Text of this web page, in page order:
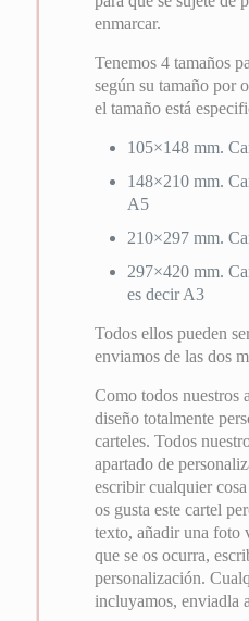
enmarcar.
Tenemos 4 tamaños
según su tamaño por
el tamaño está
105×148 mm.
148×210 mm.
A5
210×297 mm.
297×420 mm.
es decir A3
Todos ellos pueden
enviamos de las dos
Como todos nuestros
diseño totalmente
carteles. Todos
apartado de
escribir cualquier
os gusta este cartel
texto, añadir una foto
que se os ocurra,
personalización.
incluyamos, enviadla